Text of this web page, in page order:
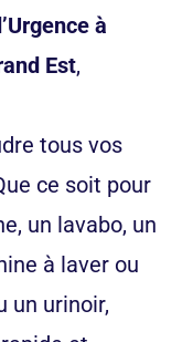
à
Est,
tous vos
ce soit pour
un lavabo, un
à laver ou
un urinoir,